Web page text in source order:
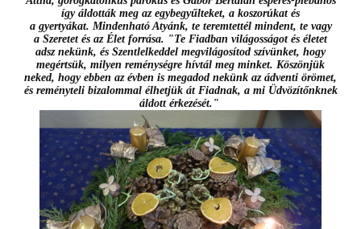
így áldották meg az egybegyűlteket, a koszorúkat és
a gyertyákat. Mindenható Atyánk, te teremtettél mindent, te vagy
a Szeretet és az Élet forrása. "Te Fiadban világosságot és életet
adsz nekünk, és Szentlelkeddel megvilágosítod szívünket, hogy
megértsük, milyen reménységre hívtál meg minket. Köszönjük
neked, hogy ebben az évben is megadod nekünk az ádventi örömet,
és reményteli bizalommal élhetjük át Fiadnak, a mi Üdvözítőnknek
áldott érkezését."